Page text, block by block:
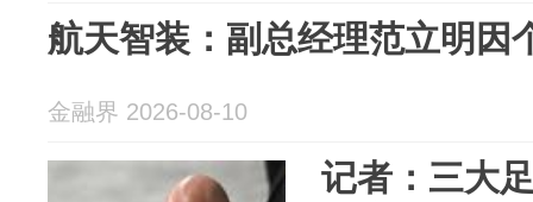
航天智装：副总经理范立明因
金融界 2026-08-10
记者：三大